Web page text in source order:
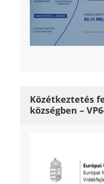
Közétkeztetés
községben –